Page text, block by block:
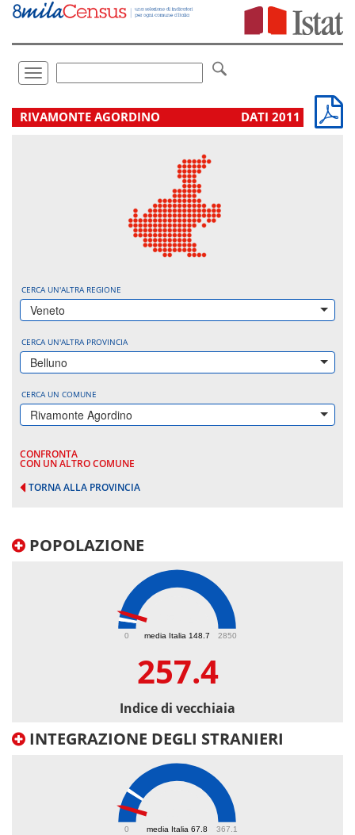
Vai
direttamente
Toggle
navigation
.
RIVAMONTE AGORDINO DATI 2011
CERCA UN'ALTRA REGIONE
Veneto
CERCA UN'ALTRA PROVINCIA
Belluno
CERCA UN COMUNE
Rivamonte Agordino
CONFRONTA
CON UN ALTRO COMUNE
TORNA ALLA PROVINCIA
POPOLAZIONE
media Italia 148.7
0 2850
257.4
Indice di vecchiaia
INTEGRAZIONE DEGLI STRANIERI
media Italia 67.8
0 367.1